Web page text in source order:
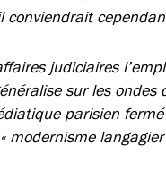
conviendrait
judiciaires
sur les
parisien
modernisme